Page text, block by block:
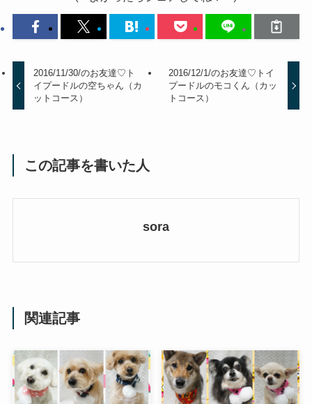
2016/11/30/のお友達♡ト
イプードルの空ちゃん（カ
ットコース）
2016/12/1/のお友達♡トイ
プードルのモコくん（カッ
トコース）
この記事を書いた人
sora
関連記事